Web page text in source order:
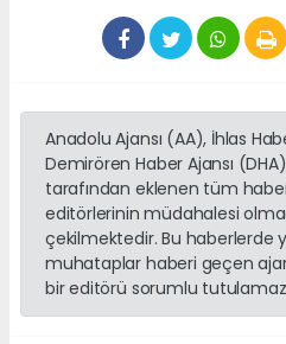
Anadolu Ajansı (AA), İhlas
Demirören Haber Ajansı
tarafından eklenen tüm
editörlerinin müdahalesi
çekilmektedir. Bu haberlerde
muhataplar haberi geçen
bir editörü sorumlu